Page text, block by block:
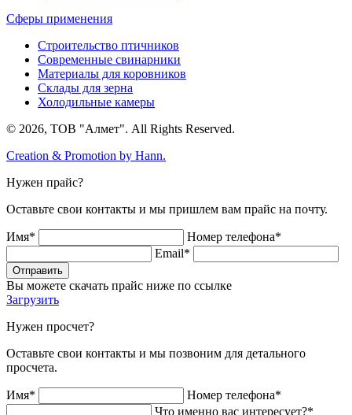
Сферы применения
Строительство птичников
Современные свинарники
Материалы для коровников
Склады для зерна
Холодильные камеры
© 2026, ТОВ "Алмет". All Rights Reserved.
Creation & Promotion by Hann.
Нужен прайс?
Оставьте свои контакты и мы пришлем вам прайс на почту.
Имя*
Номер телефона*
Email*
Отправить
Вы можете скачать прайс ниже по ссылке
Загрузить
Нужен просчет?
Оставьте свои контакты и мы позвоним для детального
просчета.
Имя*
Номер телефона*
Что именно вас интересует?*